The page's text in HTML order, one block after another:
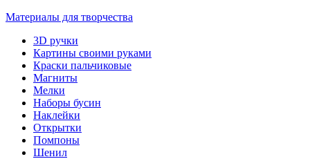
Материалы для творчества
3D ручки
Картины своими руками
Краски пальчиковые
Магниты
Мелки
Наборы бусин
Наклейки
Открытки
Помпоны
Шенил